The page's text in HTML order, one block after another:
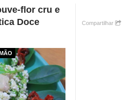
flor cru e
Doce
Compartilhar